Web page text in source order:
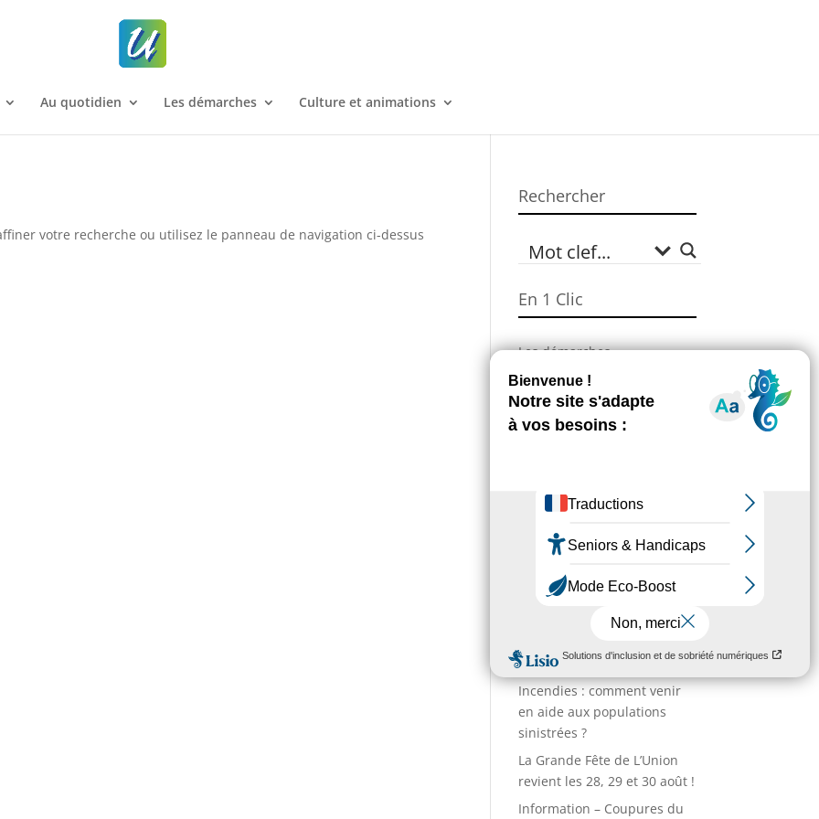
Au quotidien Les démarches Culture et animations
votre recherche ou utilisez le panneau de navigation ci-dessus
Rechercher
En 1 Clic
Les démarches
administratives
Campagne Sécheresse
Environnement
Sport
Annuaire des associations
Action sociale
Incendies : comment venir
en aide aux populations
sinistrées ?
La Grande Fête de L’Union
revient les 28, 29 et 30 août !
Information – Coupures du